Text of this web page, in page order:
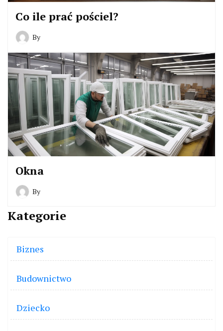
Co ile prać pościel?
By
Okna
By
Kategorie
Biznes
Budownictwo
Dziecko